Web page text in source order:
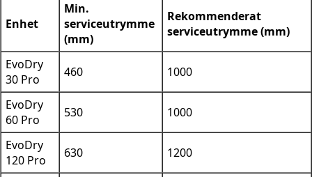
Enhet
Min.
serviceutrymme
(mm)
Rekommenderat
serviceutrymme (mm)
EvoDry
30 Pro
460 1000
EvoDry
60 Pro
530 1000
EvoDry
120 Pro
630 1200